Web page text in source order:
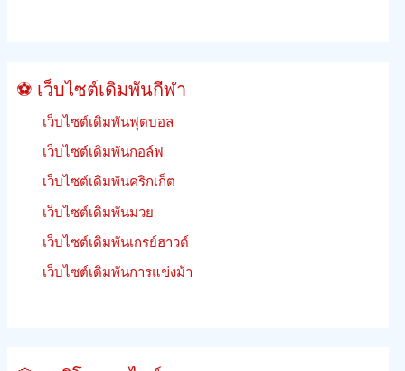
พัน
⚽ เว็บไซต์เดิมพันกีฬา
เว็บไซต์เดิมพันฟุตบอล
เว็บไซต์เดิมพันกอล์ฟ
เว็บไซต์เดิมพันคริกเก็ต
เว็บไซต์เดิมพันมวย
เว็บไซต์เดิมพันเกรย์ฮาวด์
เว็บไซต์เดิมพันการแข่งม้า